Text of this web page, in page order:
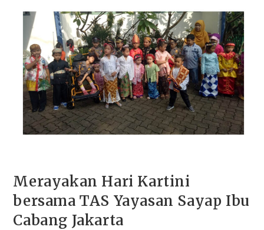
Merayakan Hari Kartini
bersama TAS Yayasan Sayap Ibu
Cabang Jakarta